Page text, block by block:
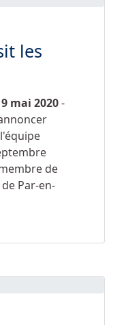
les
mai 2020-
de
de Par-en-